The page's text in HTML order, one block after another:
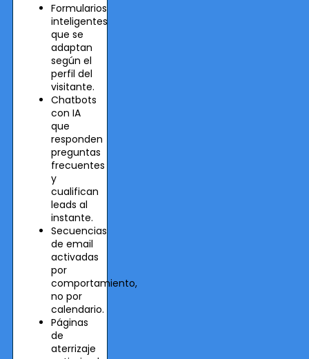
Formularios
inteligentes
que se
adaptan
según el
perfil del
visitante.
Chatbots
con IA
que
responden
preguntas
frecuentes
y
cualifican
leads al
instante.
Secuencias
de email
activadas
por
comportamiento,
no por
calendario.
Páginas
de
aterrizaje